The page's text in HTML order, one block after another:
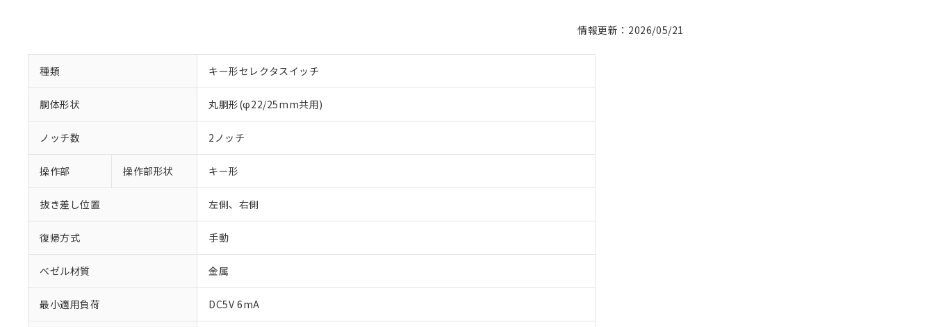
情報更新：2026/05/21
種類 キー形セレクタスイッチ
胴体形状 丸胴形(φ22/25mm共用)
ノッチ数 2ノッチ
操作部 操作部形状 キー形
抜き差し位置 左側、右側
復帰方式 手動
ベゼル材質 金属
最小適用負荷 DC5V 6mA